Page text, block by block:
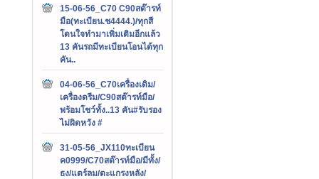
15-06-56_C70 C90สต๊ารท์
มือ(ทะเบียน.ช4444.)/ทุกสี
โดนใจทำมาเพิ่มเติมอีกแล้ว
13 คันรถมีทะเบียนโอนได้ทุก
คัน..
04-06-56_C70เครื่องเดิม/
เครื่องดรีม/C90สต๊ารท์มือ/
พร้อมโชว์ทั้ง..13 คัน#รับรอง
ไม่ผิดหวัง #
31-05-56_JX110ทะเบียน
ค0999/C70สต๊ารท์มือ/มีทั้ง/
ธง/แตร์ลม/ตะแกรงหลัง/